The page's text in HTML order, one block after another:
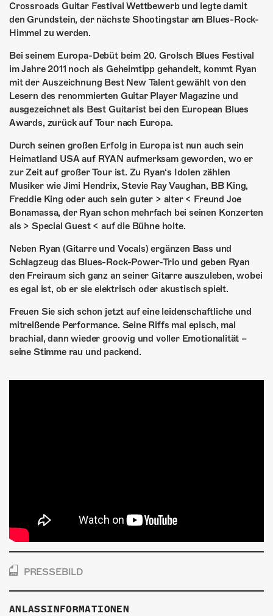
SHOP
MITMACHEN
Crossroads Guitar Festival Wettbewerb und legte damit
den Grundstein, der nächste Shootingstar am Blues-Rock-
Himmel zu werden.
Bei seinem Europa-Debüt beim 20. Grolsch Blues Festival
im Jahre 2011 noch als Geheimtipp gehandelt, kommt Ryan
mit der Auszeichnung Best New Talent gewählt von den
Lesern des renommierten Guitar Player Magazine und
ausgezeichnet als Best Guitarist bei den European Blues
Awards, zurück auf Tour nach Europa.
Durch seinen großen Erfolg in Europa ist nun auch sein
Heimatland USA auf RYAN aufmerksam geworden, wo er
zur Zeit auf großer Tour ist. Zu Ryan‘s Idolen zählen
Musiker wie Jimi Hendrix, Stevie Ray Vaughan, BB King,
Freddie King oder auch sein guter > alter < Freund Joe
Bonamassa, der Ryan schon mehrfach bei seinen Konzerten
als > Special Guest < auf die Bühne holte.
Neben Ryan (Gitarre und Vocals) ergänzen Bass und
Schlagzeug das Blues-Rock-Power-Trio und geben Ryan
den Freiraum sich ganz an seiner Gitarre auszuleben, wobei
es egal ist, ob er sie elektrisch oder akustisch spielt.
Freuen Sie sich schon jetzt auf eine leidenschaftliche und
mitreißende Performance. Seine Riffs mal episch, mal
brachial, dann wieder groovig und voller Emotionalität –
seine Stimme rau und packend.
PRESSEBILD
ANLASSINFORMATIONEN